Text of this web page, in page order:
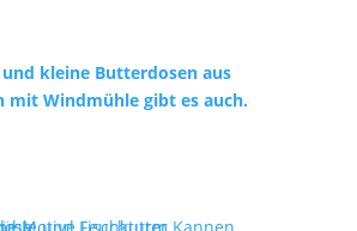
kleine Butterdosen aus
mit Windmühle gibt es auch.